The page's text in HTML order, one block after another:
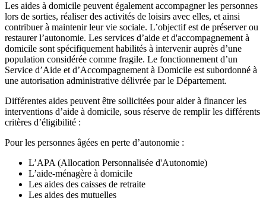
Les aides à domicile peuvent également accompagner les personnes
lors de sorties, réaliser des activités de loisirs avec elles, et ainsi
contribuer à maintenir leur vie sociale. L’objectif est de préserver ou
restaurer l’autonomie. Les services d’aide et d'accompagnement à
domicile sont spécifiquement habilités à intervenir auprès d’une
population considérée comme fragile. Le fonctionnement d’un
Service d’Aide et d’Accompagnement à Domicile est subordonné à
une autorisation administrative délivrée par le Département.
Différentes aides peuvent être sollicitées pour aider à financer les
interventions d’aide à domicile, sous réserve de remplir les différents
critères d’éligibilité :
Pour les personnes âgées en perte d’autonomie :
L’APA (Allocation Personnalisée d'Autonomie)
L’aide-ménagère à domicile
Les aides des caisses de retraite
Les aides des mutuelles